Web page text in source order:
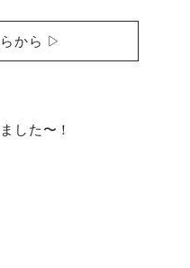
から ▷
した〜！